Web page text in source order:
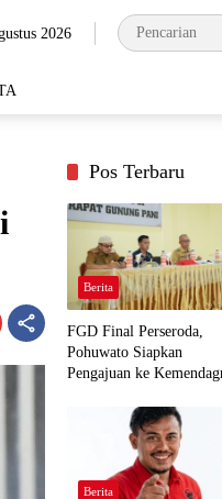
2026
Pos Terbaru
Berita
FGD Final Perseroda,
Pohuwato Siapkan
Pengajuan ke
Berita